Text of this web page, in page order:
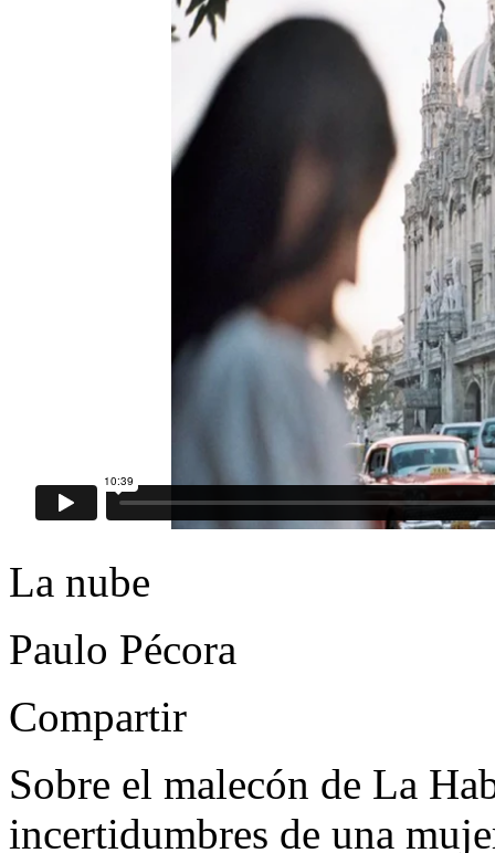
La nube
Paulo Pécora
Compartir
Sobre el malecón de La
incertidumbres de una